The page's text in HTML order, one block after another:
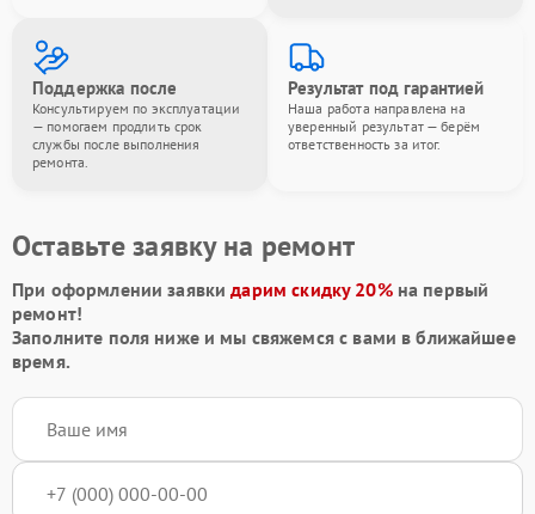
Поддержка после
Консультируем по эксплуатации
— помогаем продлить срок
службы после выполнения
ремонта.
Результат под гарантией
Наша работа направлена на
уверенный результат — берём
ответственность за итог.
Оставьте заявку на ремонт
При оформлении заявкидарим скидку 20%на первый
ремонт!
Заполните поля ниже и мы свяжемся с вами в ближайшее
время.